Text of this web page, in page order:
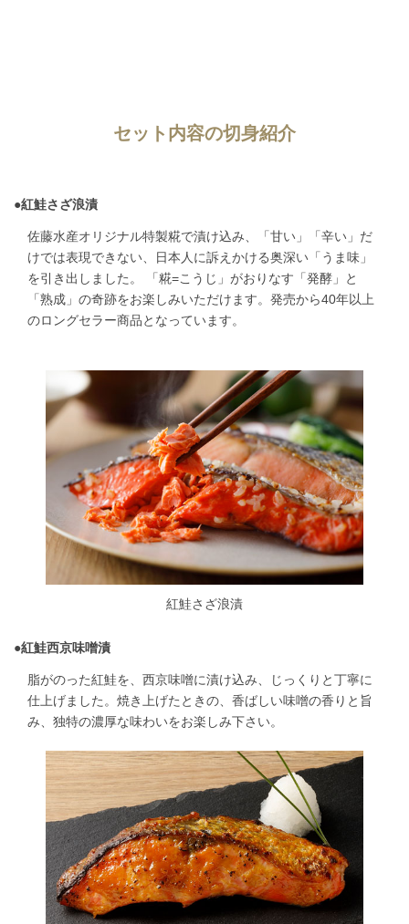
セット内容の切身紹介
●紅鮭さざ浪漬
佐藤水産オリジナル特製糀で漬け込み、「甘い」「辛い」だ
けでは表現できない、日本人に訴えかける奥深い「うま味」
を引き出しました。 「糀=こうじ」がおりなす「発酵」と
「熟成」の奇跡をお楽しみいただけます。発売から40年以上
のロングセラー商品となっています。
紅鮭さざ浪漬
●紅鮭西京味噌漬
脂がのった紅鮭を、西京味噌に漬け込み、じっくりと丁寧に
仕上げました。焼き上げたときの、香ばしい味噌の香りと旨
み、独特の濃厚な味わいをお楽しみ下さい。